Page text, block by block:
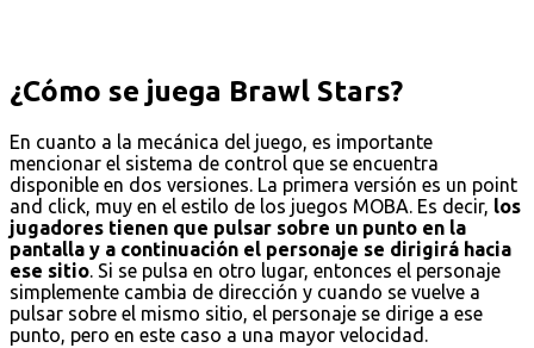
¿Cómo se juega Brawl Stars?
En cuanto a la mecánica del juego, es importante
mencionar el sistema de control que se encuentra
disponible en dos versiones. La primera versión es un point
and click, muy en el estilo de los juegos MOBA. Es decir, los
jugadores tienen que pulsar sobre un punto en la
pantalla y a continuación el personaje se dirigirá hacia
ese sitio. Si se pulsa en otro lugar, entonces el personaje
simplemente cambia de dirección y cuando se vuelve a
pulsar sobre el mismo sitio, el personaje se dirige a ese
punto, pero en este caso a una mayor velocidad.